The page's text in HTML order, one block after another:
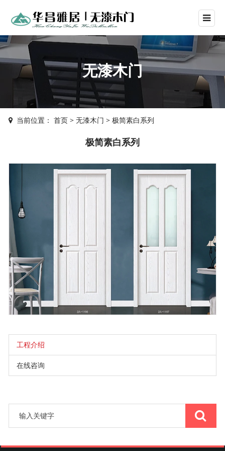
无漆木门
当前位置：首页 >无漆木门 >极简素白系列
极简素白系列
工程介绍
在线咨询